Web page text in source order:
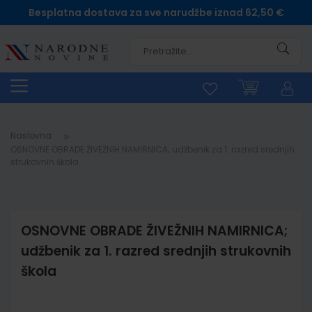
Besplatna dostava za sve narudžbe iznad 62,50 €
Naslovna
OSNOVNE OBRADE ŽIVEŽNIH NAMIRNICA;
udžbenik za 1. razred srednjih strukovnih
škola